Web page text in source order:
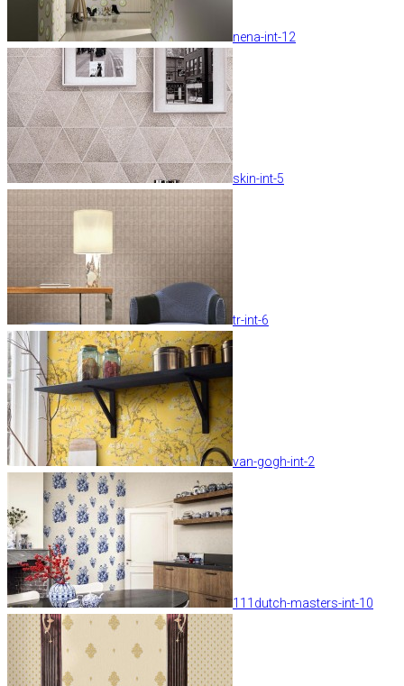
nena-int-12
skin-int-5
tr-int-6
van-gogh-int-2
111dutch-masters-int-10